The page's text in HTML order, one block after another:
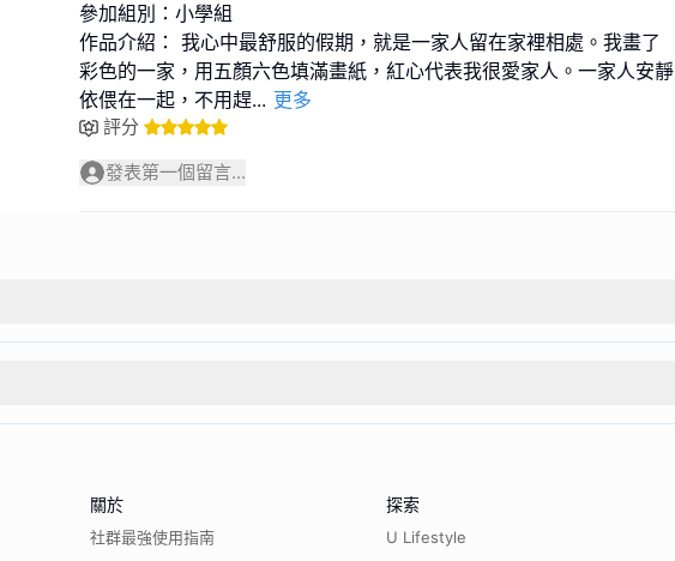
參加組別：小學組
作品介紹： 我心中最舒服的假期，就是一家人留在家裡相處。我畫了
彩色的一家，用五顏六色填滿畫紙，紅心代表我很愛家人。一家人安靜
依偎在一起，不用趕... 更多
評分
發表第一個留言...
關於
社群最強使用指南
探索
U Lifestyle